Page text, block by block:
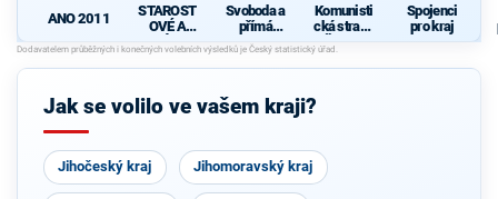
ANO 2011
STAROST
OVÉ A
NEZÁVISL
Í
Svoboda a
přímá
demokraci
e (SPD)
Komunisti
cká strana
Čech a
Moravy
Spojenci
pro kraj
Jak se volilo ve vašem kraji?
Jihočeský kraj Jihomoravský kraj